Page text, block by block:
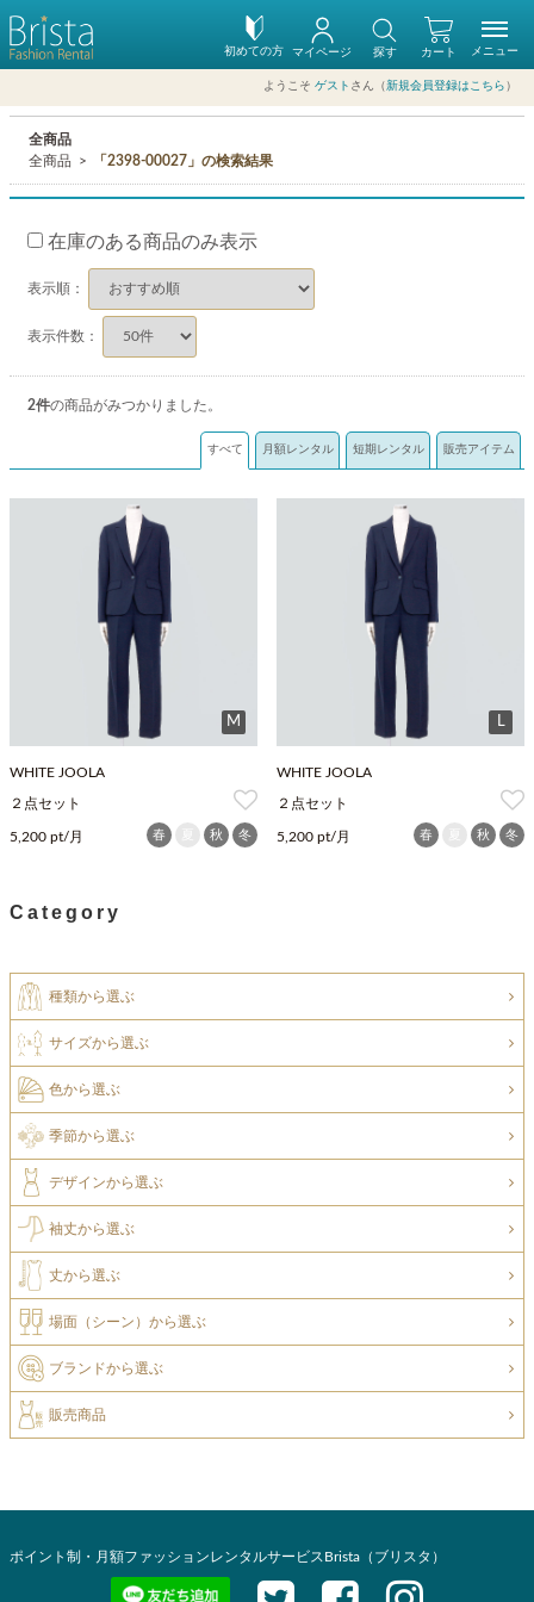
初めての方 カート
マイページ 探す
ようこそ ゲスト さん（新規会員登録はこちら ）
メニュー
全商品
全商品
「2398-00027」の検索結果
在庫のある商品のみ表示
表示順：
表示件数：
2件の商品がみつかりました。
すべて 月額レンタル 短期レンタル 販売アイテム
M
WHITE JOOLA
２点セット
5,200 pt/月 春 秋 冬
L
WHITE JOOLA
２点セット
5,200 pt/月 春 秋 冬
Category
種類から選ぶ
サイズから選ぶ
色から選ぶ
季節から選ぶ
デザインから選ぶ
袖丈から選ぶ
丈から選ぶ
場面（シーン）から選ぶ
ブランドから選ぶ
販売商品
ポイント制・月額ファッションレンタルサービスBrista（ブリスタ）